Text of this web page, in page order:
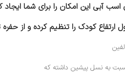
کودک را تنظیم کرده و از حفره
به نسل پیشین داشته که